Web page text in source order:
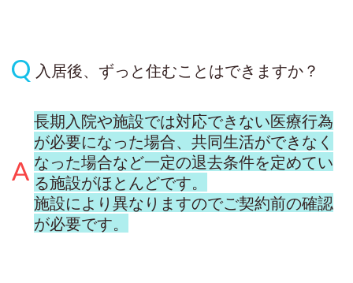
入居後、ずっと住むことはできますか？
長期入院や施設では対応できない医療行為
が必要になった場合、共同生活ができなく
なった場合など一定の退去条件を定めてい
る施設がほとんどです。
施設により異なりますのでご契約前の確認
が必要です。